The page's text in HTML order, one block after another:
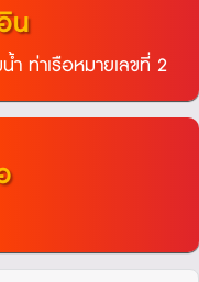
น
ท่าเรือหมายเลขที่ 2